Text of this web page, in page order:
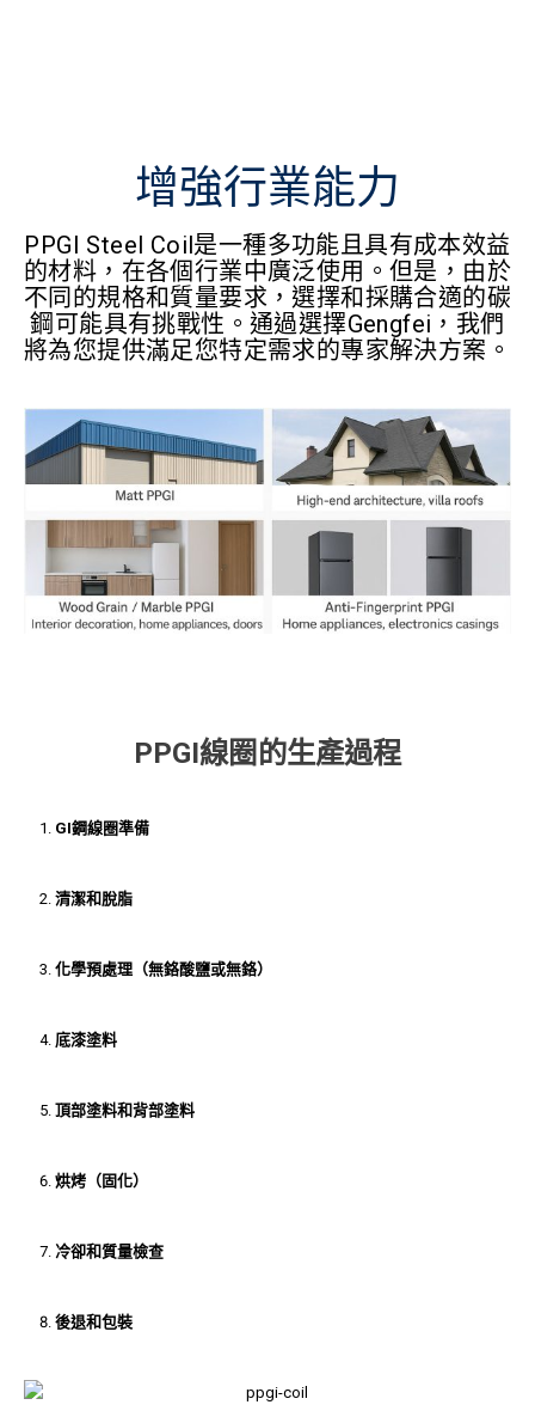
增強行業能力
PPGI Steel Coil是一種多功能且具有成本效益
的材料，在各個行業中廣泛使用。但是，由於
不同的規格和質量要求，選擇和採購合適的碳
鋼可能具有挑戰性。通過選擇Gengfei，我們
將為您提供滿足您特定需求的專家解決方案。
PPGI線圈的生產過程
GI鋼線圈準備
清潔和脫脂
化學預處理（無鉻酸鹽或無鉻）
底漆塗料
頂部塗料和背部塗料
烘烤（固化）
冷卻和質量檢查
後退和包裝